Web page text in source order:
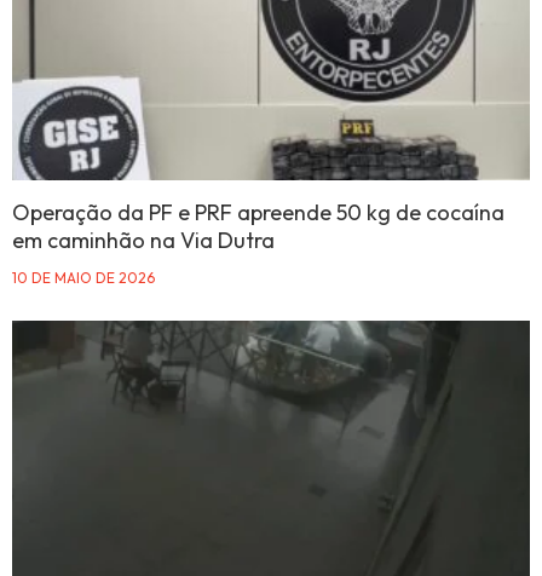
Operação da PF e PRF apreende 50 kg de cocaína
em caminhão na Via Dutra
10 DE MAIO DE 2026